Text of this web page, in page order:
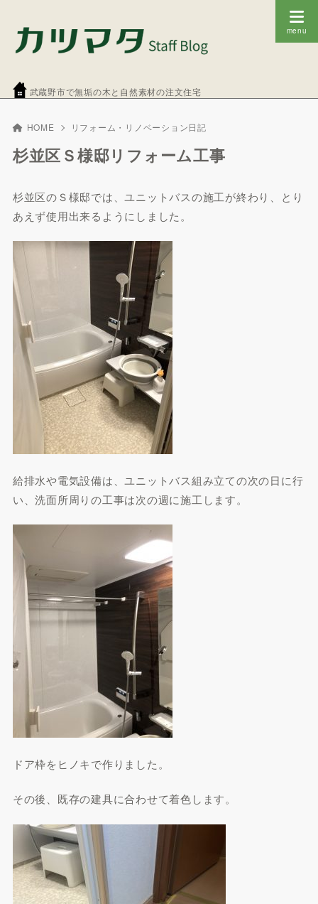
武蔵野市で無垢の木と自然素材の注文住宅
HOME リフォーム・リノベーション日記
杉並区Ｓ様邸リフォーム工事
杉並区のＳ様邸では、ユニットバスの施工が終わり、とり
あえず使用出来るようにしました。
給排水や電気設備は、ユニットバス組み立ての次の日に行
い、洗面所周りの工事は次の週に施工します。
ドア枠をヒノキで作りました。
その後、既存の建具に合わせて着色します。